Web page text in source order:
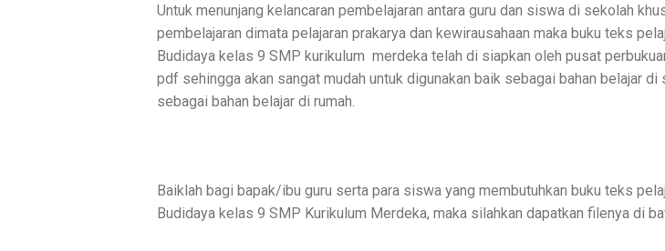
Untuk menunjang kelancaran pembelajaran antara guru dan siswa di sekolah
pembelajaran dimata pelajaran prakarya dan kewirausahaan maka buku teks
Budidaya kelas 9 SMP kurikulum merdeka telah di siapkan oleh pusat
pdf sehingga akan sangat mudah untuk digunakan baik sebagai bahan belajar di
sebagai bahan belajar di rumah.
Baiklah bagi bapak/ibu guru serta para siswa yang membutuhkan buku teks
Budidaya kelas 9 SMP Kurikulum Merdeka, maka silahkan dapatkan filenya di